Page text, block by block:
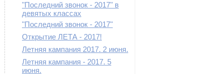
"Последний звонок - 2017" в
девятых классах
"Последний звонок - 2017"
Открытие ЛЕТА - 2017!
Летняя кампания 2017. 2 июня.
Летняя кампания - 2017. 5
июня.